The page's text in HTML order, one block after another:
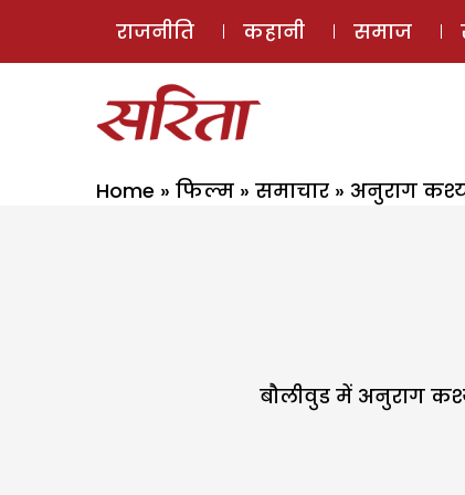
राजनीति कहानी समाज
Home » फिल्म » समाचार » अनुराग
बौलीवुड में अनुराग